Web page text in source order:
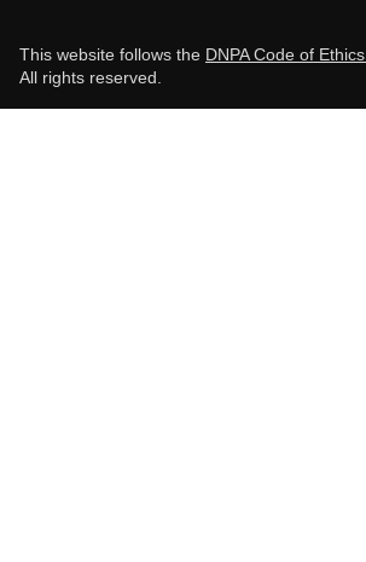
This website follows the DNPA Code of Ethics.
All rights reserved.